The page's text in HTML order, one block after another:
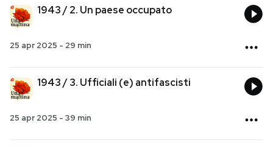
1943 / 2. Un paese occupato
25 apr 2025 - 29 min
1943 / 3. Ufficiali (e) antifascisti
25 apr 2025 - 39 min